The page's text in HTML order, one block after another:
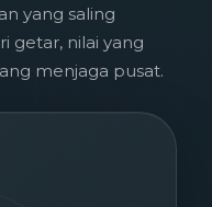
yang saling
getar, nilai yang
menjaga pusat.